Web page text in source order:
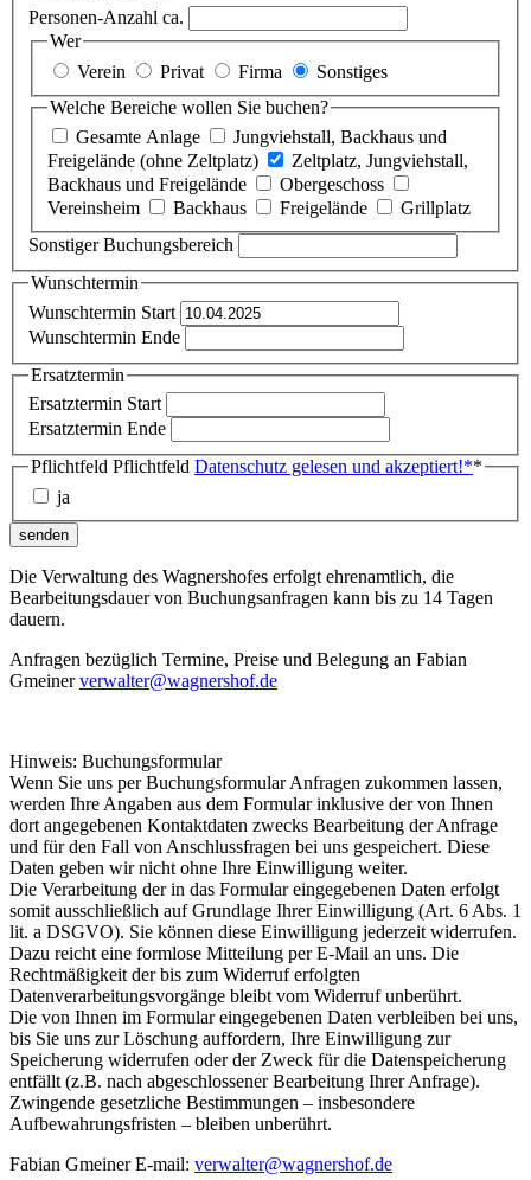
Personen-Anzahl ca.
Wer
Verein
Privat Firma
Sonstiges
Welche Bereiche wollen Sie buchen?
Gesamte Anlage
Jungviehstall, Backhaus und
Freigelände (ohne Zeltplatz)
Zeltplatz, Jungviehstall,
Backhaus und Freigelände
Obergeschoss
Vereinsheim
Backhaus Freigelände
Grillplatz
Sonstiger Buchungsbereich
Wunschtermin
Wunschtermin Start
Wunschtermin Ende
Ersatztermin
Ersatztermin Start
Ersatztermin Ende
Pflichtfeld Pflichtfeld Datenschutz gelesen und akzeptiert!**
ja
senden
Die Verwaltung des Wagnershofes erfolgt ehrenamtlich, die
Bearbeitungsdauer von Buchungsanfragen kann bis zu 14 Tagen
dauern.
Anfragen bezüglich Termine, Preise und Belegung an Fabian
Gmeinerverwalter@wagnershof.de
Hinweis: Buchungsformular
Wenn Sie uns per Buchungsformular Anfragen zukommen lassen,
werden Ihre Angaben aus dem Formular inklusive der von Ihnen
dort angegebenen Kontaktdaten zwecks Bearbeitung der Anfrage
und für den Fall von Anschlussfragen bei uns gespeichert. Diese
Daten geben wir nicht ohne Ihre Einwilligung weiter.
Die Verarbeitung der in das Formular eingegebenen Daten erfolgt
somit ausschließlich auf Grundlage Ihrer Einwilligung (Art. 6 Abs. 1
lit. a DSGVO). Sie können diese Einwilligung jederzeit widerrufen.
Dazu reicht eine formlose Mitteilung per E-Mail an uns. Die
Rechtmäßigkeit der bis zum Widerruf erfolgten
Datenverarbeitungsvorgänge bleibt vom Widerruf unberührt.
Die von Ihnen im Formular eingegebenen Daten verbleiben bei uns,
bis Sie uns zur Löschung auffordern, Ihre Einwilligung zur
Speicherung widerrufen oder der Zweck für die Datenspeicherung
entfällt (z.B. nach abgeschlossener Bearbeitung Ihrer Anfrage).
Zwingende gesetzliche Bestimmungen – insbesondere
Aufbewahrungsfristen – bleiben unberührt.
Fabian Gmeiner E-mail: verwalter@wagnershof.de